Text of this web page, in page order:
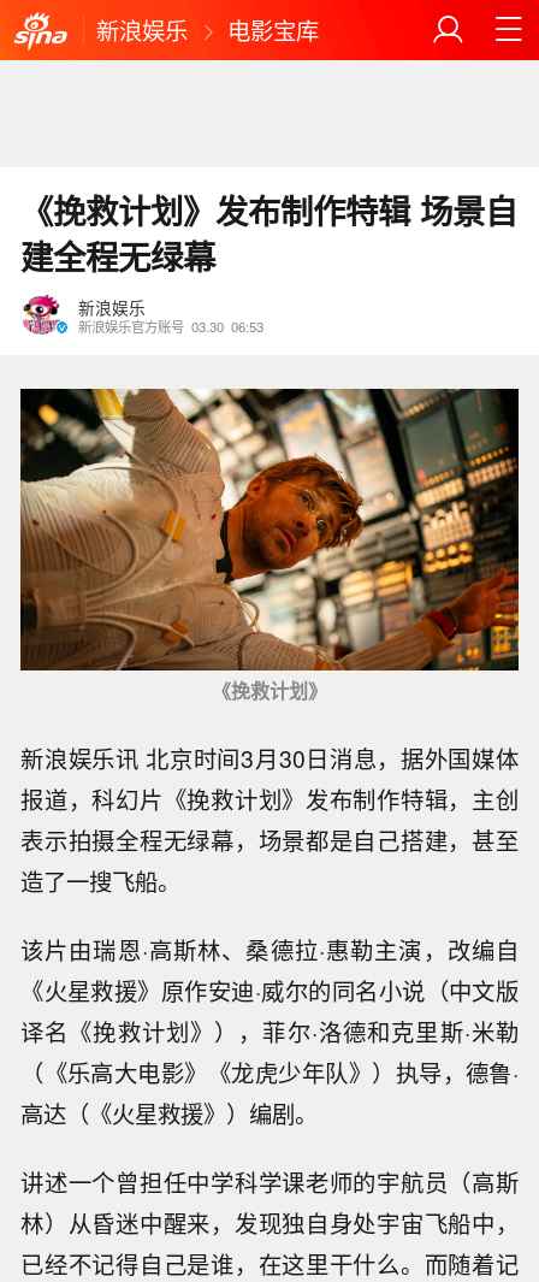
新浪娱乐 电影宝库
《挽救计划》发布制作特辑 场景自
建全程无绿幕
新浪娱乐
新浪娱乐官方账号 03.30 06:53
《挽救计划》
新浪娱乐讯 北京时间3月30日消息，据外国媒体
报道，科幻片《挽救计划》发布制作特辑，主创
表示拍摄全程无绿幕，场景都是自己搭建，甚至
造了一搜飞船。
该片由瑞恩·高斯林、桑德拉·惠勒主演，改编自
《火星救援》原作安迪·威尔的同名小说（中文版
译名《挽救计划》），菲尔·洛德和克里斯·米勒
（《乐高大电影》《龙虎少年队》）执导，德鲁·
高达（《火星救援》）编剧。
讲述一个曾担任中学科学课老师的宇航员（高斯
林）从昏迷中醒来，发现独自身处宇宙飞船中，
已经不记得自己是谁，在这里干什么。而随着记